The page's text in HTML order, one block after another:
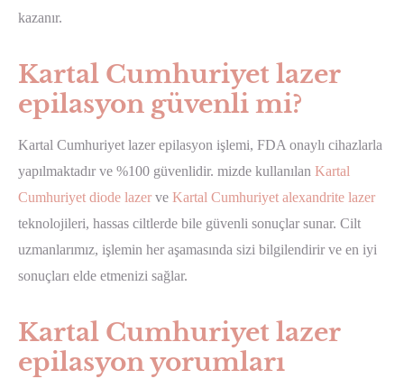
kazanır.
Kartal Cumhuriyet lazer
epilasyon güvenli mi?
Kartal Cumhuriyet lazer epilasyon işlemi, FDA onaylı cihazlarla
yapılmaktadır ve %100 güvenlidir. mizde kullanılan Kartal
Cumhuriyet diode lazer ve Kartal Cumhuriyet alexandrite lazer
teknolojileri, hassas ciltlerde bile güvenli sonuçlar sunar. Cilt
uzmanlarımız, işlemin her aşamasında sizi bilgilendirir ve en iyi
sonuçları elde etmenizi sağlar.
Kartal Cumhuriyet lazer
epilasyon yorumları